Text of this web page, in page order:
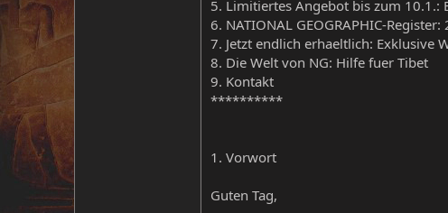
5. Limitiertes Angebot bis zum 10.1.:
6. NATIONAL GEOGRAPHIC-
7. Jetzt endlich erhaeltlich: Exklusive
8. Die Welt von NG: Hilfe fuer Tibet
9. Kontakt
**********
1. Vorwort
Guten Tag,